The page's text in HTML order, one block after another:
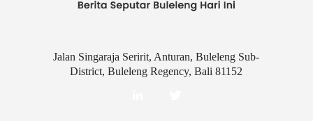
Jalan Singaraja Seririt, Anturan, Buleleng Sub-
District, Buleleng Regency, Bali 81152